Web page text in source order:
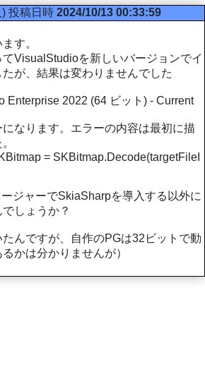
) 投稿日時 2024/10/13 00:33:59
す。
VisualStudioを新しいバージョンでイ
が、結果は変わりませんでした
Enterprise 2022 (64 ビット) - Current
なります。エラーの内容は最初に描
= SKBitmap.Decode(targetFileI
ジャーでSkiaSharpを導入する以外に
しょうか？
んですが、自作のPGは32ビットで動
かは分かりませんが）